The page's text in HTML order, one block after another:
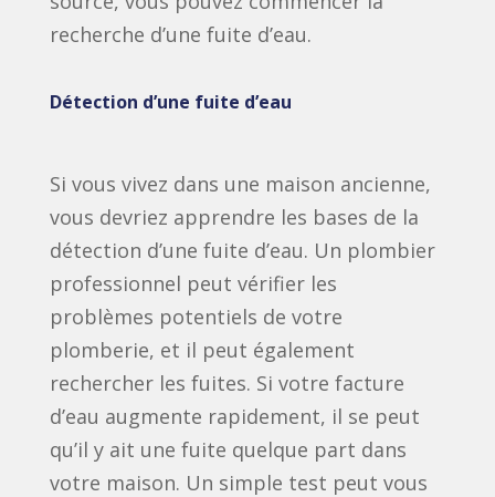
recherche d’une fuite d’eau.
Détection d’une fuite d’eau
Si vous vivez dans une maison ancienne,
vous devriez apprendre les bases de la
détection d’une fuite d’eau. Un plombier
professionnel peut vérifier les
problèmes potentiels de votre
plomberie, et il peut également
rechercher les fuites. Si votre facture
d’eau augmente rapidement, il se peut
qu’il y ait une fuite quelque part dans
votre maison. Un simple test peut vous